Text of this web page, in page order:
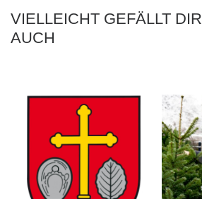
VIELLEICHT GEFÄLLT DIR
AUCH